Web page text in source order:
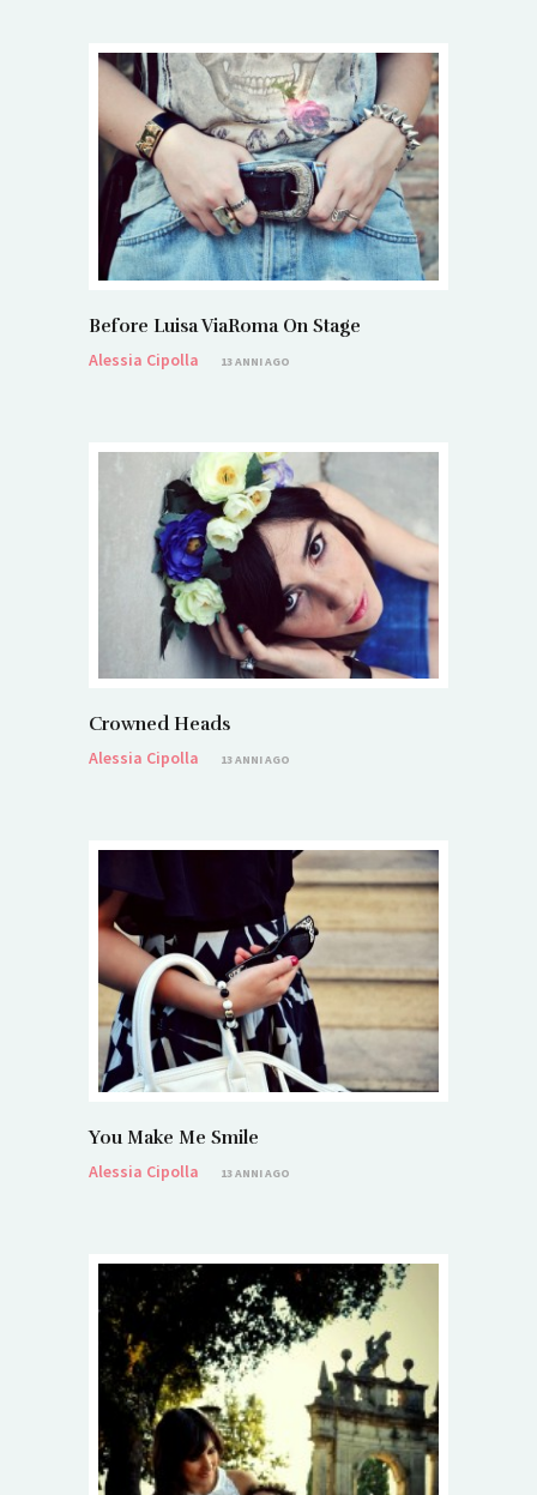
Before Luisa ViaRoma On Stage
Alessia Cipolla
13 ANNI AGO
Crowned Heads
Alessia Cipolla
13 ANNI AGO
You Make Me Smile
Alessia Cipolla
13 ANNI AGO